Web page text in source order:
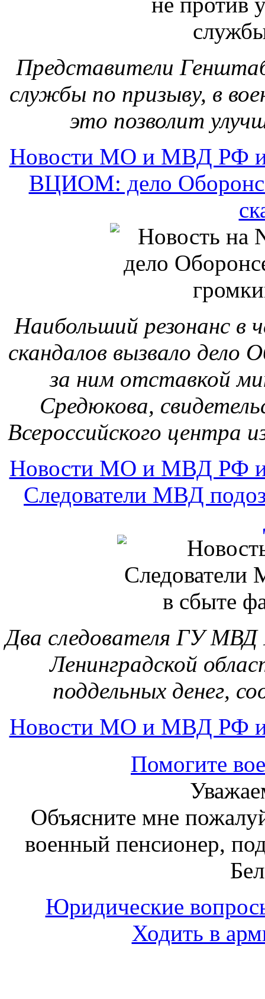
Представители
службы по призыву, в
это позволит
Новости МО и МВД РФ
ВЦИОМ: дело
Наибольший резонанс в
скандалов вызвало дело
за ним отставкой
Средюкова,
Всероссийского центра
Новости МО и МВД РФ
Следователи МВД
Два следователя ГУ МВД
Ленинградской
поддельных денег,
Новости МО и МВД РФ
Помогите
Объясните мне
военный пенсионер,
Юридические
Ходить в